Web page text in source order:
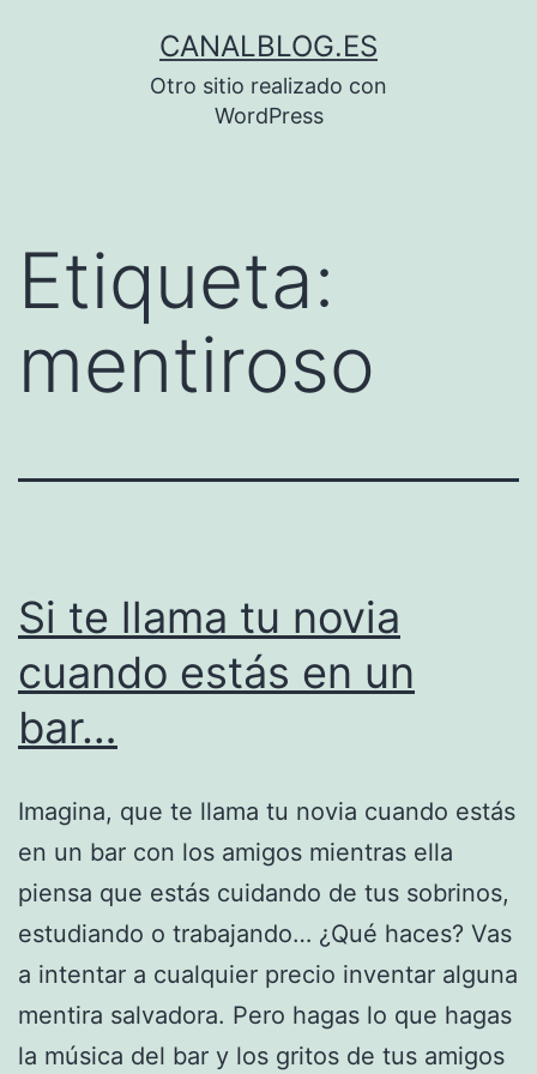
CANALBLOG.ES
Otro sitio realizado con
WordPress
Etiqueta:
mentiroso
Si te llama tu novia
cuando estás en un
bar…
Imagina, que te llama tu novia cuando estás
en un bar con los amigos mientras ella
piensa que estás cuidando de tus sobrinos,
estudiando o trabajando… ¿Qué haces? Vas
a intentar a cualquier precio inventar alguna
mentira salvadora. Pero hagas lo que hagas
la música del bar y los gritos de tus amigos